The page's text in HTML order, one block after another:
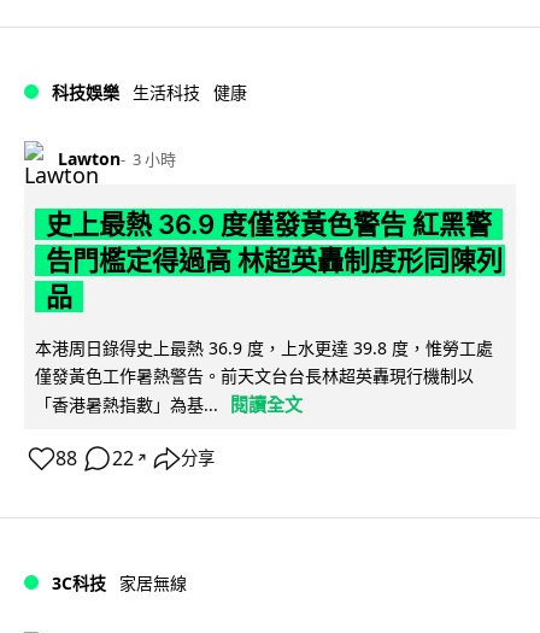
科技娛樂 生活科技 健康
Lawton 3 小時
史上最熱 36.9 度僅發黃色警告 紅黑警
告門檻定得過高 林超英轟制度形同陳列
品
本港周日錄得史上最熱 36.9 度，上水更達 39.8 度，惟勞工處
僅發黃色工作暑熱警告。前天文台台長林超英轟現行機制以
「香港暑熱指數」為基...
閱讀全文
88 22 ↗ 分享
3C科技 家居無線